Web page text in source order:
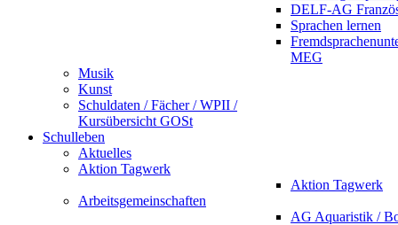
DELF-AG
Sprachen lernen
MEG
Musik
Kunst
Schuldaten / Fächer / WPII /
Kursübersicht GOSt
Schulleben
Aktuelles
Aktion Tagwerk
Aktion Tagwerk
Arbeitsgemeinschaften
AG Aquaristik /